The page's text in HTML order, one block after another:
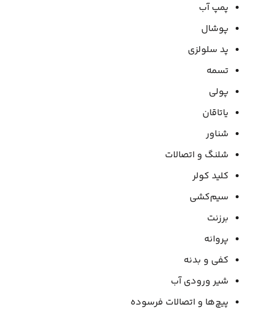
پمپ آب
پوشال
پد سلولزی
تسمه
پولی
یاتاقان
شناور
شلنگ و اتصالات
کلید کولر
سیم‌کشی
برزنت
پروانه
کفی و بدنه
شیر ورودی آب
پیچ‌ها و اتصالات فرسوده